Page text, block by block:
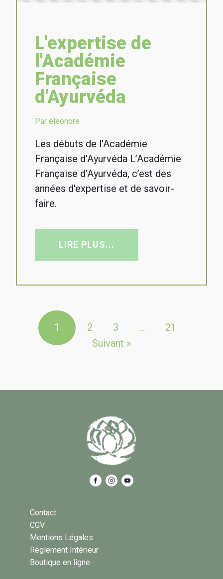
L'expertise de
l'Académie
Française
d'Ayurvéda
Par eleonore
Les débuts de l'Académie
Française d'Ayurvéda L’Académie
Française d’Ayurvéda, c’est des
années d'expertise et de savoir-
faire.
LIRE PLUS...
1 2 3 …
21
Suivant »
Contact
CGV
Mentions Légales
Règlement Intérieur
Boutique en ligne